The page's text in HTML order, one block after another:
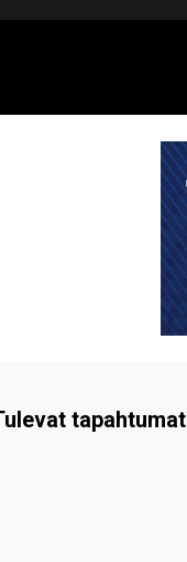
tapahtumat